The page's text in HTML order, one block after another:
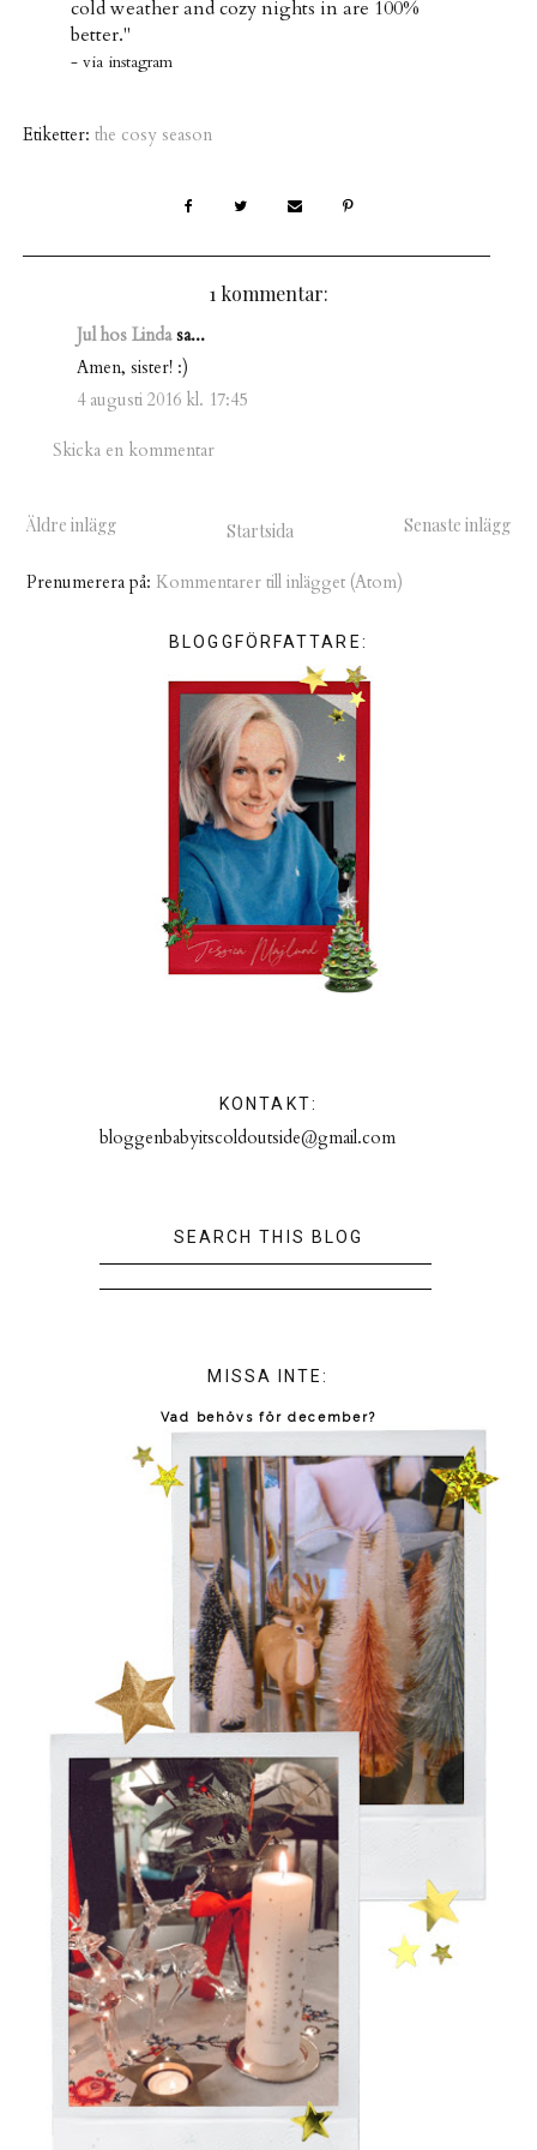
cold weather and cozy nights in are 100%
better."
- via instagram
Etiketter:the cosy season
1 kommentar:
Jul hos Lindasa...
Amen, sister! :)
4 augusti 2016 kl. 17:45
Skicka en kommentar
Senaste inlägg
Äldre inlägg Startsida
Prenumerera på: Kommentarer till inlägget (Atom)
BLOGGFÖRFATTARE:
KONTAKT:
bloggenbabyitscoldoutside@gmail.com
SEARCH THIS BLOG
MISSA INTE:
Vad behövs för december?